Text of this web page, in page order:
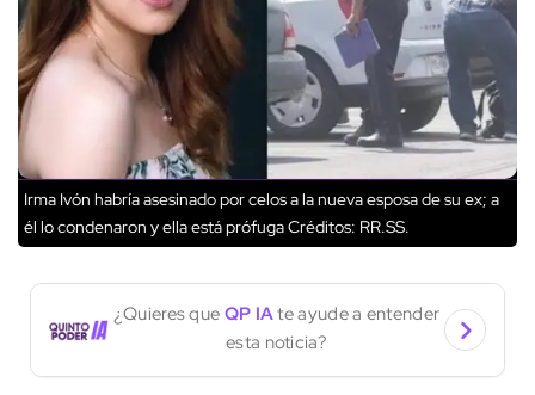
Irma Ivón habría asesinado por celos a la nueva esposa de su ex; a
él lo condenaron y ella está prófugaCréditos: RR.SS.
¿Quieres que QP IAte ayude a entender
esta noticia?